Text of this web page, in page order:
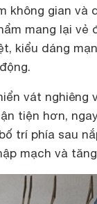
không gian và
mang lại vẻ
kiểu dáng
vát
tiện hơn,
trí phía sau
mạch và